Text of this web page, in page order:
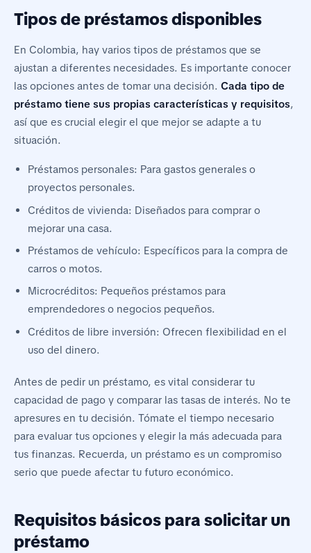
Tipos de préstamos disponibles
En Colombia, hay varios tipos de préstamos que se
ajustan a diferentes necesidades. Es importante conocer
las opciones antes de tomar una decisión. Cada tipo de
préstamo tiene sus propias características y requisitos,
así que es crucial elegir el que mejor se adapte a tu
situación.
Préstamos personales: Para gastos generales o
proyectos personales.
Créditos de vivienda: Diseñados para comprar o
mejorar una casa.
Préstamos de vehículo: Específicos para la compra de
carros o motos.
Microcréditos: Pequeños préstamos para
emprendedores o negocios pequeños.
Créditos de libre inversión: Ofrecen flexibilidad en el
uso del dinero.
Antes de pedir un préstamo, es vital considerar tu
capacidad de pago y comparar las tasas de interés. No te
apresures en tu decisión. Tómate el tiempo necesario
para evaluar tus opciones y elegir la más adecuada para
tus finanzas. Recuerda, un préstamo es un compromiso
serio que puede afectar tu futuro económico.
Requisitos básicos para solicitar un
préstamo